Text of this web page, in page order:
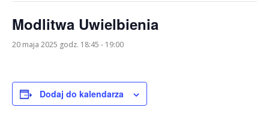
SKLEP/WSPARCIE
Modlitwa Uwielbienia
20 maja 2025 godz. 18:45 - 19:00
Dodaj do kalendarza